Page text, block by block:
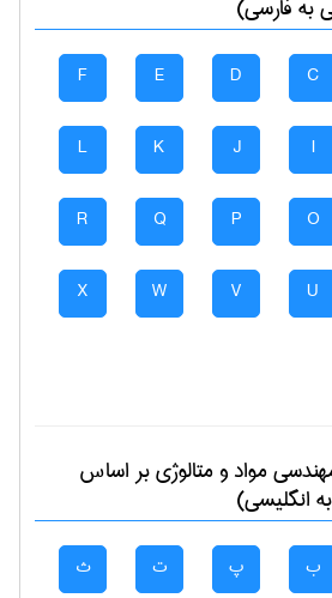
به فارسی)
C
D
E
F
I
J
K
L
O
P
Q
R
U
V
W
X
مواد و متالوژیبر اساس
انگلیسی)
ب پ ت ث